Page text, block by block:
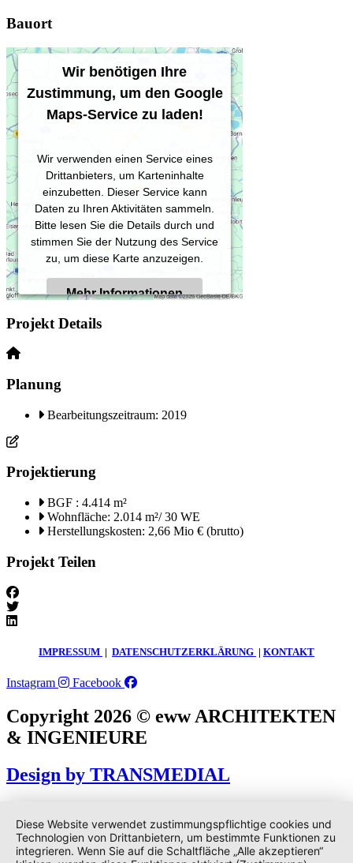
Bauort
Wir benötigen Ihre
Zustimmung, um den Google
Maps-Service zu laden!
Wir verwenden einen Service eines
Drittanbieters, um Karteninhalte
einzubetten. Dieser Service kann
Daten zu Ihren Aktivitäten sammeln.
Bitte lesen Sie die Details durch und
stimmen Sie der Nutzung des Service
zu, um diese Karte anzuzeigen.
Mehr Informationen
Projekt Details
Planung
Bearbeitungszeitraum: 2019
Projektierung
BGF : 4.414 m²
Wohnfläche: 2.014 m²/ 30 WE
Herstellungskosten: 2,66 Mio € (brutto)
Projekt Teilen
IMPRESSUM | DATENSCHUTZERKLÄRUNG | KONTAKT
Instagram Facebook
Copyright 2026 © eww ARCHITEKTEN
& INGENIEURE
Design by TRANSMEDIAL
Diese Website verwendet zustimmungspflichtige cookies und
Technologien von Drittanbietern, um bestimmte Funktionen zu
integrieren. Wenn Sie auf die Schaltfläche „Alle akzeptieren“